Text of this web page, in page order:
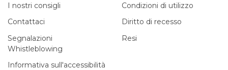
I nostri consigli
Contattaci
Segnalazioni
Whistleblowing
Informativa sull'accessibilità
Condizioni di utilizzo
Diritto di recesso
Resi